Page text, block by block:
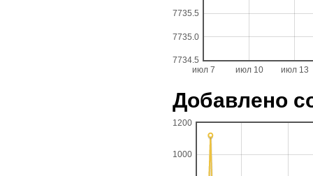
июл 7 июл 10 июл 13
7734.5
7735.0
7735.5
Добавлено
1000
1200